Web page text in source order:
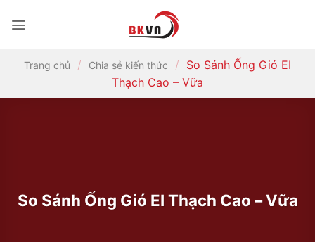
qua
dungTrang chủ / Chia sẻ kiến thức / So Sánh Ống Gió EI
Thạch Cao – Vữa
So Sánh Ống Gió EI Thạch Cao – Vữa